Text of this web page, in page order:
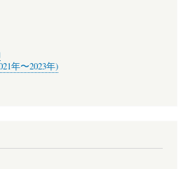
年〜2023年)